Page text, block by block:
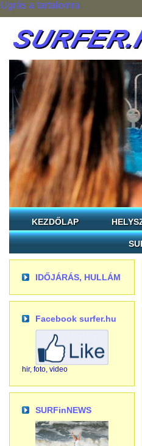
Ugrás a tartalomra
KEZDŐLAP
IDŐJÁRÁS, HULLÁM
Facebook surfer.hu
hir, foto, video
SURFinNEWS